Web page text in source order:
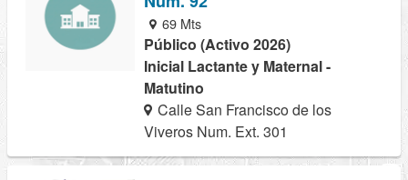
69 Mts
Público (Activo 2026)
Inicial Lactante y Maternal -
Matutino
Calle San Francisco de los
Viveros Num. Ext. 301